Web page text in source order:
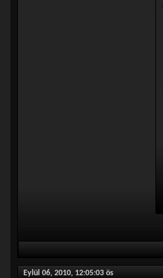
Eylül 06, 2010, 12:05:03 ös